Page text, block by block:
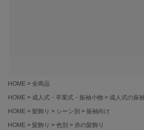
HOME
全商品
HOME
成人式・卒業式・振袖小物
成人式の振
HOME
髪飾り シーン別
振袖向け
HOME
髪飾り 色別 赤の髪飾り